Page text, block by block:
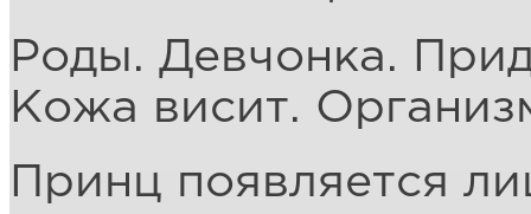
Роды. Девчонка.
Кожа висит.
Принц появляется